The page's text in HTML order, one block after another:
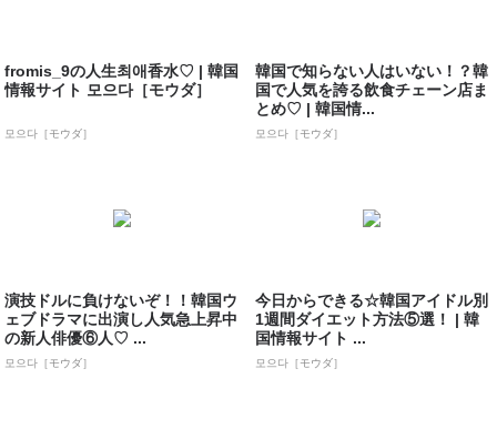
fromis_9の人生최애香水♡ | 韓国
情報サイト 모으다［モウダ］
모으다［モウダ］
韓国で知らない人はいない！？韓
国で人気を誇る飲食チェーン店ま
とめ♡ | 韓国情...
모으다［モウダ］
演技ドルに負けないぞ！！韓国ウ
ェブドラマに出演し人気急上昇中
の新人俳優⑥人♡ ...
모으다［モウダ］
今日からできる☆韓国アイドル別
1週間ダイエット方法⑤選！ | 韓
国情報サイト ...
모으다［モウダ］